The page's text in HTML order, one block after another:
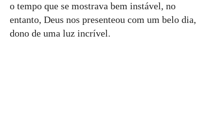
o tempo que se mostrava bem instável, no
entanto, Deus nos presenteou com um belo dia,
dono de uma luz incrível.